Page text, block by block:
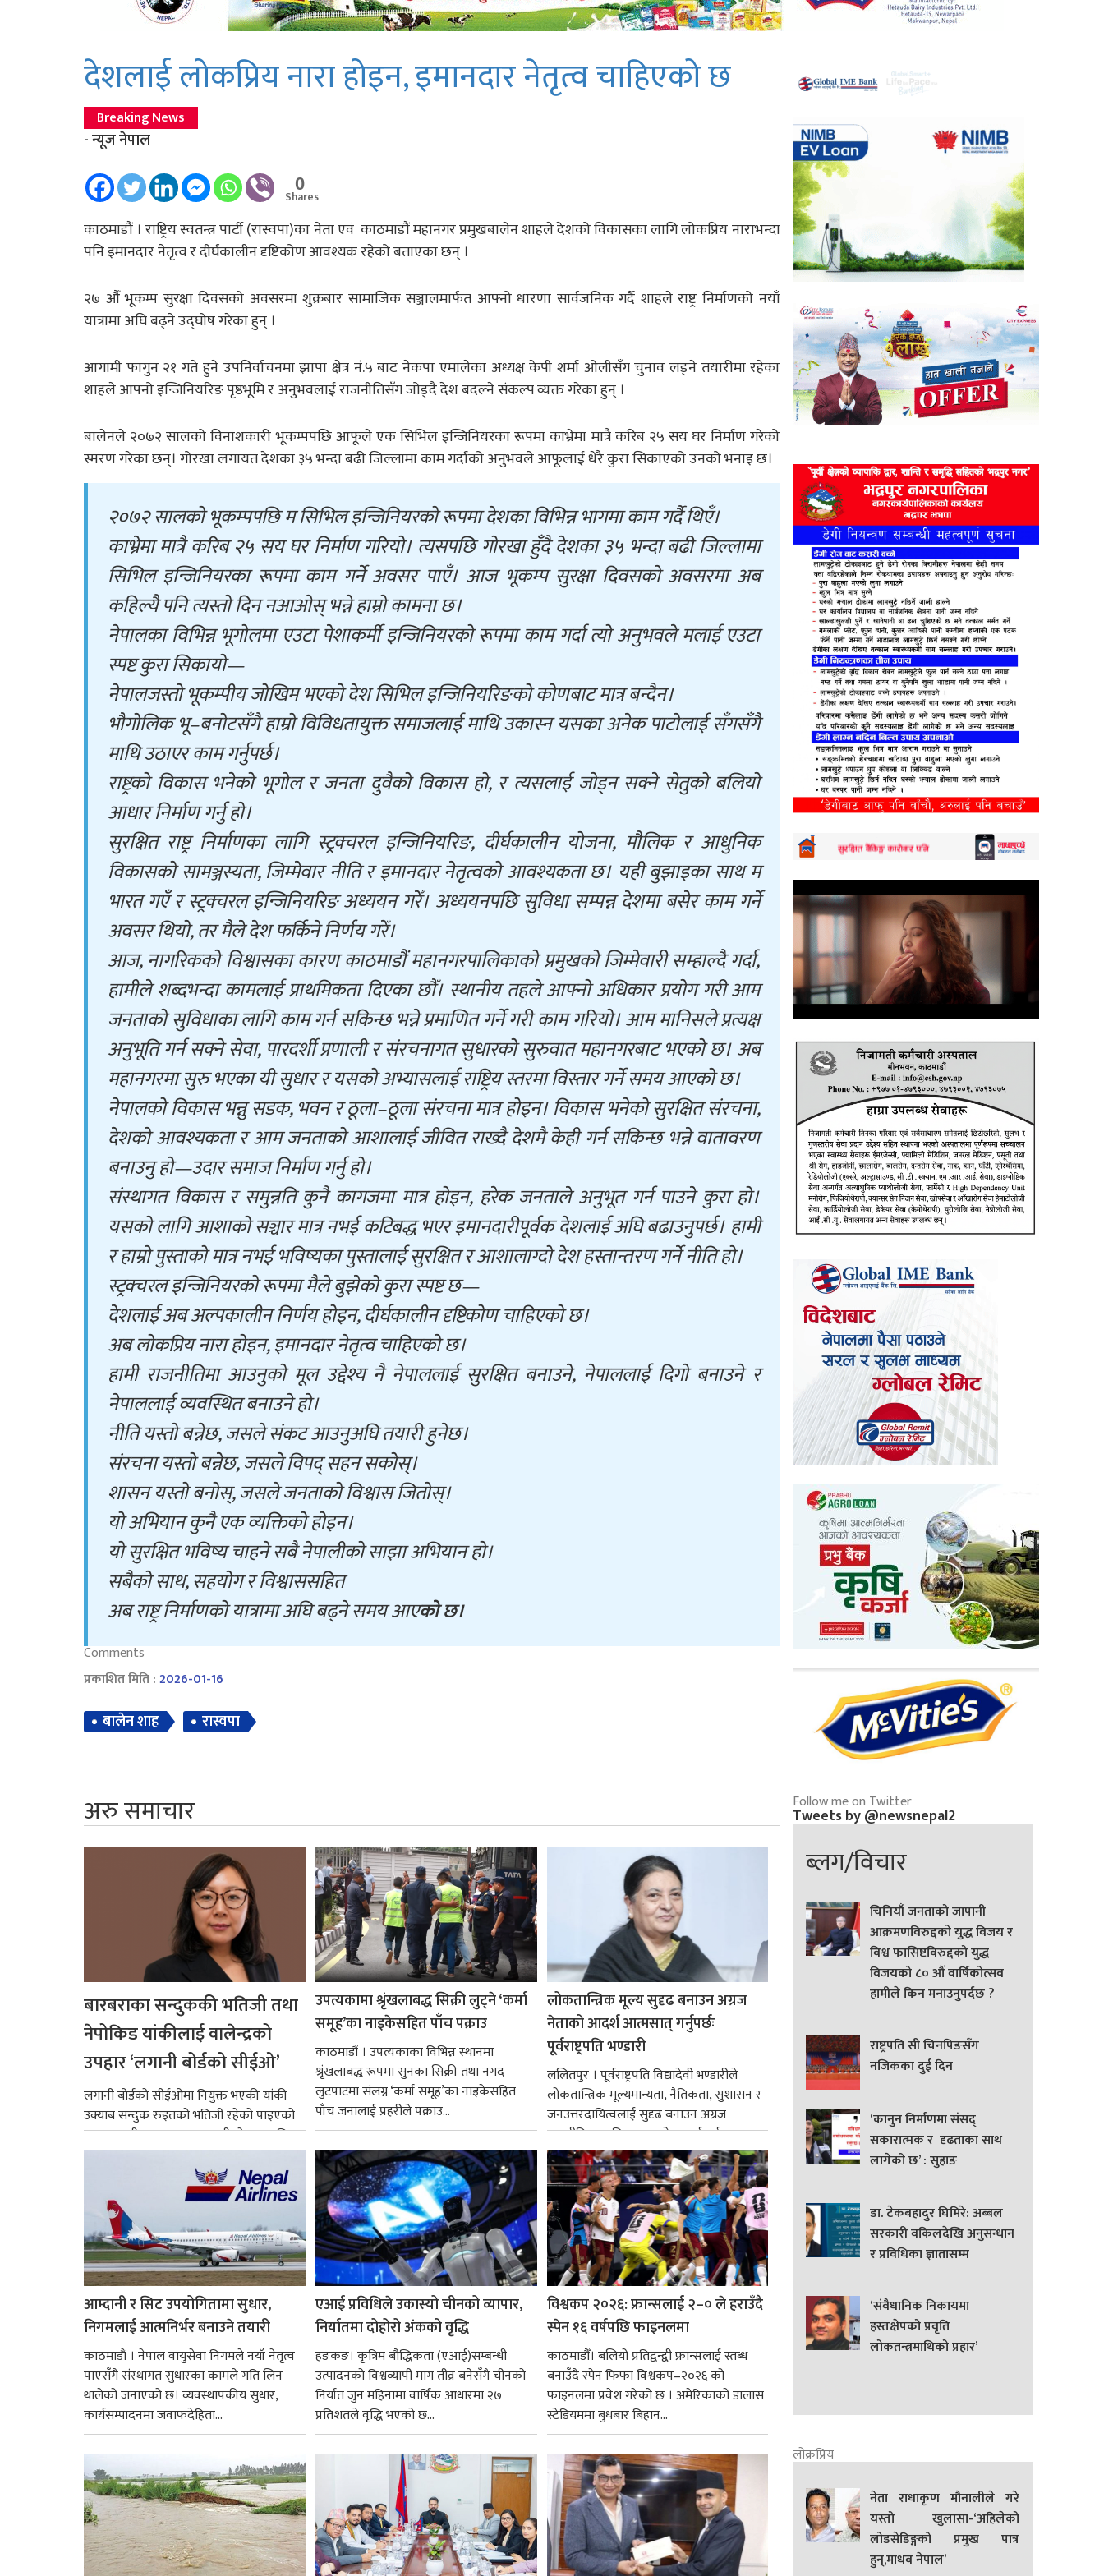
देशलाई लोकप्रिय नारा होइन, इमानदार नेतृत्व चाहिएको छ
Breaking News
- न्यूज नेपाल
0
Shares
काठमाडौं । राष्ट्रिय स्वतन्त्र पार्टी (रास्वपा)का नेता एवं काठमाडौं महानगर प्रमुखबालेन शाहले देशको विकासका लागि लोकप्रिय नाराभन्दा
पनि इमानदार नेतृत्व र दीर्घकालीन दृष्टिकोण आवश्यक रहेको बताएका छन् ।
२७ औँ भूकम्प सुरक्षा दिवसको अवसरमा शुक्रबार सामाजिक सञ्जालमार्फत आफ्नो धारणा सार्वजनिक गर्दै शाहले राष्ट्र निर्माणको नयाँ
यात्रामा अघि बढ्ने उद्घोष गरेका हुन् ।
आगामी फागुन २१ गते हुने उपनिर्वाचनमा झापा क्षेत्र नं.५ बाट नेकपा एमालेका अध्यक्ष केपी शर्मा ओलीसँग चुनाव लड्ने तयारीमा रहेका
शाहले आफ्नो इन्जिनियरिङ पृष्ठभूमि र अनुभवलाई राजनीतिसँग जोड्दै देश बदल्ने संकल्प व्यक्त गरेका हुन् ।
बालेनले २०७२ सालको विनाशकारी भूकम्पपछि आफूले एक सिभिल इन्जिनियरका रूपमा काभ्रेमा मात्रै करिब २५ सय घर निर्माण गरेको
स्मरण गरेका छन्। गोरखा लगायत देशका ३५ भन्दा बढी जिल्लामा काम गर्दाको अनुभवले आफूलाई धेरै कुरा सिकाएको उनको भनाइ छ।
२०७२ सालको भूकम्पपछि म सिभिल इन्जिनियरको रूपमा देशका विभिन्न भागमा काम गर्दै थिएँ।
काभ्रेमा मात्रै करिब २५ सय घर निर्माण गरियो। त्यसपछि गोरखा हुँदै देशका ३५ भन्दा बढी जिल्लामा
सिभिल इन्जिनियरका रूपमा काम गर्ने अवसर पाएँ। आज भूकम्प सुरक्षा दिवसको अवसरमा अब
कहिल्यै पनि त्यस्तो दिन नआओस् भन्ने हाम्रो कामना छ।
नेपालका विभिन्न भूगोलमा एउटा पेशाकर्मी इन्जिनियरको रूपमा काम गर्दा त्यो अनुभवले मलाई एउटा
स्पष्ट कुरा सिकायो—
नेपालजस्तो भूकम्पीय जोखिम भएको देश सिभिल इन्जिनियरिङको कोणबाट मात्र बन्दैन।
भौगोलिक भू–बनोटसँगै हाम्रो विविधतायुक्त समाजलाई माथि उकास्न यसका अनेक पाटोलाई सँगसँगै
माथि उठाएर काम गर्नुपर्छ।
राष्ट्रको विकास भनेको भूगोल र जनता दुवैको विकास हो, र त्यसलाई जोड्न सक्ने सेतुको बलियो
आधार निर्माण गर्नु हो।
सुरक्षित राष्ट्र निर्माणका लागि स्ट्रक्चरल इन्जिनियरिङ, दीर्घकालीन योजना, मौलिक र आधुनिक
विकासको सामञ्जस्यता, जिम्मेवार नीति र इमानदार नेतृत्वको आवश्यकता छ। यही बुझाइका साथ म
भारत गएँ र स्ट्रक्चरल इन्जिनियरिङ अध्ययन गरेँ। अध्ययनपछि सुविधा सम्पन्न देशमा बसेर काम गर्ने
अवसर थियो, तर मैले देश फर्किने निर्णय गरेँ।
आज, नागरिकको विश्वासका कारण काठमाडौं महानगरपालिकाको प्रमुखको जिम्मेवारी सम्हाल्दै गर्दा,
हामीले शब्दभन्दा कामलाई प्राथमिकता दिएका छौँ। स्थानीय तहले आफ्नो अधिकार प्रयोग गरी आम
जनताको सुविधाका लागि काम गर्न सकिन्छ भन्ने प्रमाणित गर्ने गरी काम गरियो। आम मानिसले प्रत्यक्ष
अनुभूति गर्न सक्ने सेवा, पारदर्शी प्रणाली र संरचनागत सुधारको सुरुवात महानगरबाट भएको छ। अब
महानगरमा सुरु भएका यी सुधार र यसको अभ्यासलाई राष्ट्रिय स्तरमा विस्तार गर्ने समय आएको छ।
नेपालको विकास भन्नु सडक, भवन र ठूला–ठूला संरचना मात्र होइन। विकास भनेको सुरक्षित संरचना,
देशको आवश्यकता र आम जनताको आशालाई जीवित राख्दै देशमै केही गर्न सकिन्छ भन्ने वातावरण
बनाउनु हो—उदार समाज निर्माण गर्नु हो।
संस्थागत विकास र समुन्नति कुनै कागजमा मात्र होइन, हरेक जनताले अनुभूत गर्न पाउने कुरा हो।
यसको लागि आशाको सञ्चार मात्र नभई कटिबद्ध भएर इमानदारीपूर्वक देशलाई अघि बढाउनुपर्छ। हामी
र हाम्रो पुस्ताको मात्र नभई भविष्यका पुस्तालाई सुरक्षित र आशालाग्दो देश हस्तान्तरण गर्ने नीति हो।
स्ट्रक्चरल इन्जिनियरको रूपमा मैले बुझेको कुरा स्पष्ट छ—
देशलाई अब अल्पकालीन निर्णय होइन, दीर्घकालीन दृष्टिकोण चाहिएको छ।
अब लोकप्रिय नारा होइन, इमानदार नेतृत्व चाहिएको छ।
हामी राजनीतिमा आउनुको मूल उद्देश्य नै नेपाललाई सुरक्षित बनाउने, नेपाललाई दिगो बनाउने र
नेपाललाई व्यवस्थित बनाउने हो।
नीति यस्तो बन्नेछ, जसले संकट आउनुअघि तयारी हुनेछ।
संरचना यस्तो बन्नेछ, जसले विपद् सहन सकोस्।
शासन यस्तो बनोस्, जसले जनताको विश्वास जितोस्।
यो अभियान कुनै एक व्यक्तिको होइन।
यो सुरक्षित भविष्य चाहने सबै नेपालीको साझा अभियान हो।
सबैको साथ, सहयोग र विश्वाससहित
अब राष्ट्र निर्माणको यात्रामा अघि बढ्ने समय आएको छ।
Comments
प्रकाशित मिति :2026-01-16
बालेन शाह रास्वपा
अरु समाचार
बारबराका सन्दुककी भतिजी तथा
नेपोकिड यांकीलाई वालेन्द्रको
उपहार ‘लगानी बोर्डको सीईओ’
लगानी बोर्डको सीईओमा नियुक्त भएकी यांकी
उक्याब सन्दुक रुइतको भतिजी रहेको पाइएको
छ। तत्कालीन समयमा महाकालीको अञ्चलाधिश
नै बनेका जोन...
उपत्यकामा श्रृंखलाबद्ध सिक्री लुट्ने ‘कर्मा
समूह’का नाइकेसहित पाँच पक्राउ
काठमाडौं । उपत्यकाका विभिन्न स्थानमा
श्रृंखलाबद्ध रूपमा सुनका सिक्री तथा नगद
लुटपाटमा संलग्न ‘कर्मा समूह’का नाइकेसहित
पाँच जनालाई प्रहरीले पक्राउ...
लोकतान्त्रिक मूल्य सुदृढ बनाउन अग्रज
नेताको आदर्श आत्मसात् गर्नुपर्छः
पूर्वराष्ट्रपति भण्डारी
ललितपुर । पूर्वराष्ट्रपति विद्यादेवी भण्डारीले
लोकतान्त्रिक मूल्यमान्यता, नैतिकता, सुशासन र
जनउत्तरदायित्वलाई सुदृढ बनाउन अग्रज
राजनीतिक व्यक्तित्वहरूको आदर्शलाई आत्मसात्
गर्न आवश्यक...
आम्दानी र सिट उपयोगितामा सुधार,
निगमलाई आत्मनिर्भर बनाउने तयारी
काठमाडाैं । नेपाल वायुसेवा निगमले नयाँ नेतृत्व
पाएसँगै संस्थागत सुधारका कामले गति लिन
थालेको जनाएको छ। व्यवस्थापकीय सुधार,
कार्यसम्पादनमा जवाफदेहिता...
एआई प्रविधिले उकास्यो चीनको व्यापार,
निर्यातमा दोहोरो अंकको वृद्धि
हङकङ। कृत्रिम बौद्धिकता (एआई)सम्बन्धी
उत्पादनको विश्वव्यापी माग तीव्र बनेसँगै चीनको
निर्यात जुन महिनामा वार्षिक आधारमा २७
प्रतिशतले वृद्धि भएको छ...
विश्वकप २०२६: फ्रान्सलाई २–० ले हराउँदै
स्पेन १६ वर्षपछि फाइनलमा
काठमाडौँ। बलियो प्रतिद्वन्द्वी फ्रान्सलाई स्तब्ध
बनाउँदै स्पेन फिफा विश्वकप–२०२६ को
फाइनलमा प्रवेश गरेको छ । अमेरिकाको डालास
स्टेडियममा बुधबार बिहान...
Follow me on Twitter
Tweets by @newsnepal2
ब्लग/विचार
चिनियाँ जनताको जापानी
आक्रमणविरुद्दको युद्ध विजय र
विश्व फासिष्टविरुद्दको युद्ध
विजयको ८० औं वार्षिकोत्सव
हामीले किन मनाउनुपर्दछ ?
राष्ट्रपति सी चिनपिङसँग
नजिकका दुई दिन
‘कानुन निर्माणमा संसद्
सकारात्मक र दृढताका साथ
लागेको छ’ : सुहाङ
डा. टेकबहादुर घिमिरे: अब्बल
सरकारी वकिलदेखि अनुसन्धान
र प्रविधिका ज्ञातासम्म
‘संवैधानिक निकायमा
हस्तक्षेपको प्रवृति
लोकतन्त्रमाथिको प्रहार’
लोक्रप्रिय
नेता राधाकृण मौनालीले गरे
यस्तो खुलासा-‘अहिलेको
लोडसेडिङ्गको प्रमुख पात्र
हुन्,माधव नेपाल’